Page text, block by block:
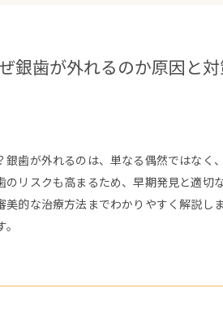
銀歯が外れるのか原因と
歯が外れるのは、単なる偶然ではな
リスクも高まるため、早期発見と適
的な治療方法までわかりやすく解説